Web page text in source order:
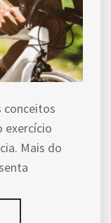
conceitos
exercício
Mais do